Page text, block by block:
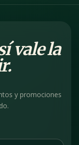
vale la
y promociones